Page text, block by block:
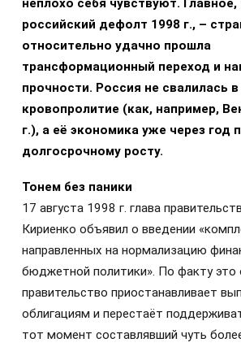
неплохо себя чувствуют.
российский дефолт 1998 г., –
относительно удачно прошла
трансформационный переход и
прочности. Россия не свалилась в
кровопролитие (как, например,
г.), а её экономика уже через год
долгосрочному росту.
Тонем без паники
17 августа 1998 г. глава
Кириенко объявил о введении
направленных на нормализацию
бюджетной политики». По факту это
правительство приостанавливает
облигациям и перестаёт
тот момент составлявший чуть